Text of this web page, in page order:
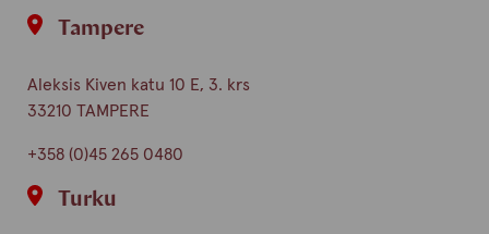
Tampere
Aleksis Kiven katu 10 E, 3. krs
33210 TAMPERE
+358 (0)45 265 0480
Turku